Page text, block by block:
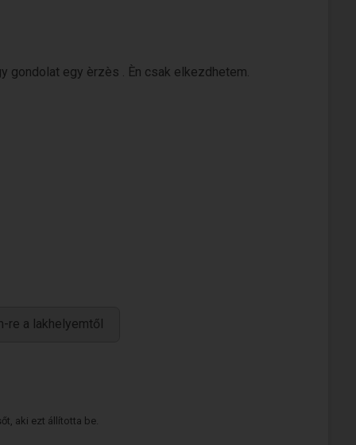
gondolat egy èrzès . Èn csak elkezdhetem.
re a lakhelyemtől
aki ezt állította be.